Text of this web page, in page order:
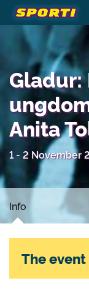
Gladur:
Anita
1 - 2 November
Info
The